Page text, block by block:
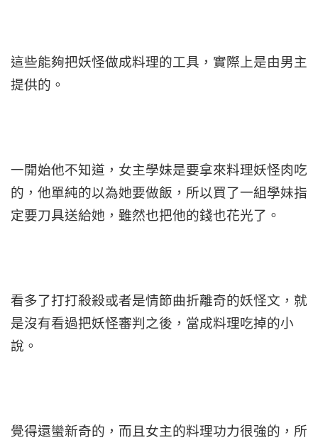
這些能夠把妖怪做成料理的工具，實際上是由男主
提供的。
一開始他不知道，女主學妹是要拿來料理妖怪肉吃
的，他單純的以為她要做飯，所以買了一組學妹指
定要刀具送給她，雖然也把他的錢也花光了。
看多了打打殺殺或者是情節曲折離奇的妖怪文，就
是沒有看過把妖怪審判之後，當成料理吃掉的小
說。
覺得還蠻新奇的，而且女主的料理功力很強的，所